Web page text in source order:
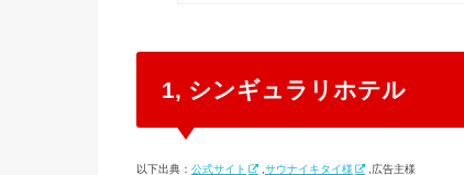
1, シンギュラリホテル
以下出典： 公式サイト サウナイキタイ様 ,広告主様